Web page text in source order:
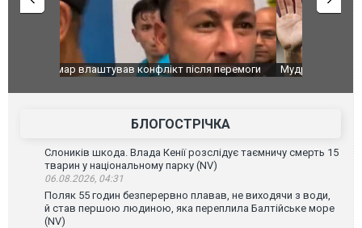
Мудрик провів перший матч за "Челсі" після
під час
Франції
БЛОГОСТРІЧКА
Слоників шкода. Влада Кенії розслідує таємничу смерть 15
тварин у національному парку (NV)
06.08.2026, 04:31
Поляк 55 годин безперервно плавав, не виходячи з води,
й став першою людиною, яка переплила Балтійське море
(NV)